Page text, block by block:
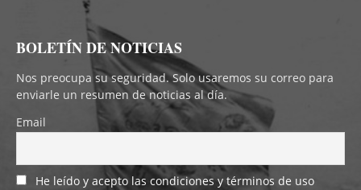
BOLETÍN DE NOTICIAS
Nos preocupa su seguridad. Solo usaremos su correo para
enviarle un resumen de noticias al día.
Email
He leído y acepto las condiciones y términos de uso